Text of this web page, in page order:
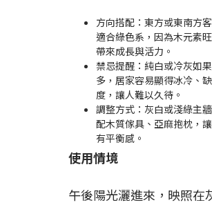
方向搭配：東方或東南方
適合綠色系，因為木元素
帶來成長與活力。
禁忌提醒：純白或冷灰如
多，居家容易顯得冰冷、
度，讓人難以久待。
調整方式：灰白或淺綠主
配木質傢具、亞麻抱枕，
有平衡感。
使用情境
午後陽光灑進來，映照在